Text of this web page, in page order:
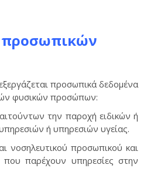
προσωπικών
προσωπικά δεδομένα
φυσικών προσώπων:
την παροχή ειδικών ή
ή υπηρεσιών υγείας.
νοσηλευτικού προσωπικού και
παρέχουν υπηρεσίες στην